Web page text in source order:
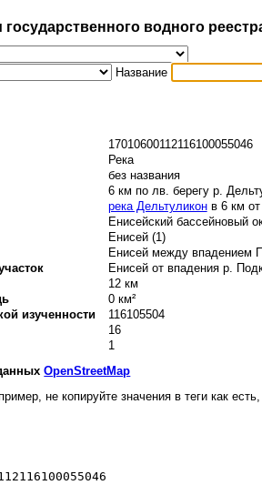
водного
Название
17010600112116100055046
Река
без названия
6 км по лв. берегу р.
река Дельтуликонв 6 км от
Енисейский бассейновый
Енисей (1)
Енисей между впадением
Енисей от впадения р.
12 км
0 км²
изученности
116105504
16
1
OpenStreetMap
не копируйте значения в теги как